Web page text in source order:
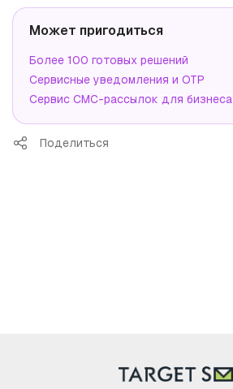
Может пригодиться
Более 100 готовых решений
Сервисные уведомления и OTP
Сервис СМС-рассылок для бизнеса
Поделиться